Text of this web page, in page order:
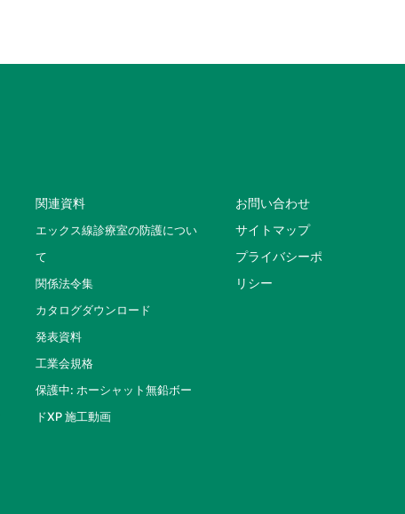
関連資料
エックス線診療室の防護につい
て
関係法令集
カタログダウンロード
発表資料
工業会規格
保護中: ホーシャット無鉛ボー
ドXP 施工動画
お問い合わせ
サイトマップ
プライバシーポ
リシー